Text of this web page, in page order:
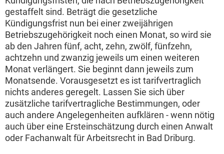
gestaffelt sind. Beträgt die gesetzliche
Kündigungsfrist nun bei einer zweijährigen
Betriebszugehörigkeit noch einen Monat, so wird sie
ab den Jahren fünf, acht, zehn, zwölf, fünfzehn,
achtzehn und zwanzig jeweils um einen weiteren
Monat verlängert. Sie beginnt dann jeweils zum
Monatsende. Vorausgesetzt es ist tarifvertraglich
nichts anderes geregelt. Lassen Sie sich über
zusätzliche tarifvertragliche Bestimmungen, oder
auch andere Angelegenheiten aufklären - wenn nötig
auch über eine Ersteinschätzung durch einen Anwalt
oder Fachanwalt für Arbeitsrecht in Bad Driburg.